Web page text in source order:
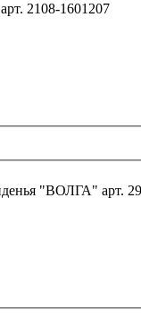
Болт М8*19 корзины 2108 арт. 2108-1601207
Болт М8*22*1,25